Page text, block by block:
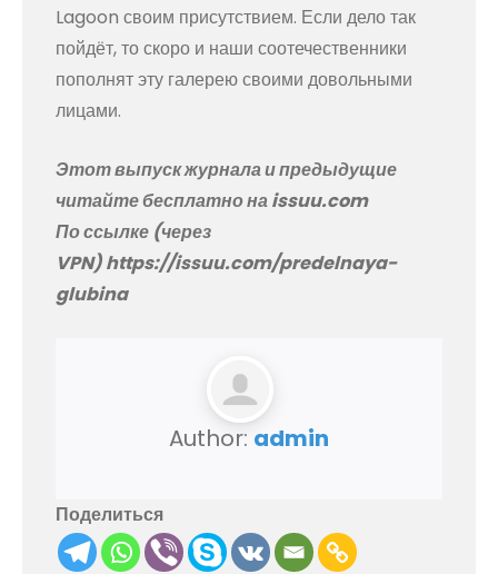
Lagoon своим присутствием. Если дело так
пойдёт, то скоро и наши соотечественники
пополнят эту галерею своими довольными
лицами.
Этот выпуск журнала и предыдущие
читайте бесплатно на issuu.com
По ссылке (через
VPN) https://issuu.com/predelnaya-
glubina
Author: admin
Поделиться